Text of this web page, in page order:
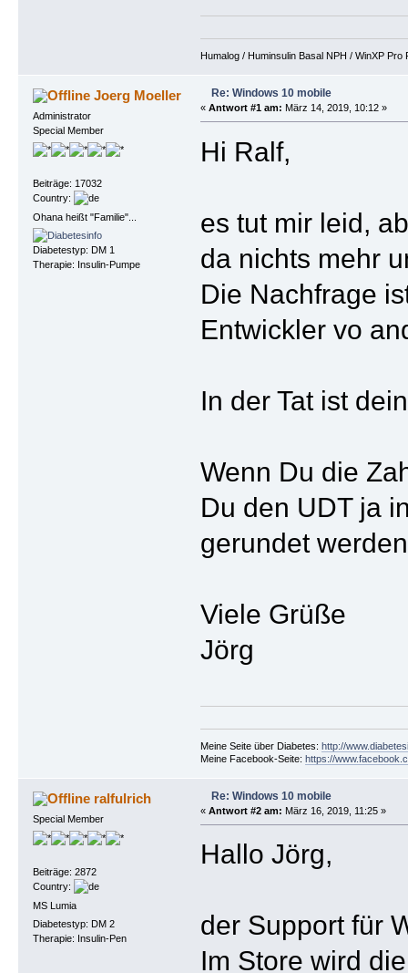
Humalog / Huminsulin Basal NPH / WinXP
Joerg Moeller
Administrator
Special Member
Beiträge: 17032
Country:
Ohana heißt "Familie"...
Diabetestyp: DM 1
Therapie: Insulin-Pumpe
Re: Windows 10 mobile
« Antwort #1 am: März 14, 2019, 10:12 »
Hi Ralf,
es tut mir leid,
da nichts mehr
Die Nachfrage
Entwickler vo
In der Tat ist
Wenn Du die
Du den UDT ja
gerundet
Viele Grüße
Jörg
Meine Seite über Diabetes: http://
Meine Facebook-Seite: https://
ralfulrich
Special Member
Beiträge: 2872
Country:
MS Lumia
Diabetestyp: DM 2
Therapie: Insulin-Pen
Re: Windows 10 mobile
« Antwort #2 am: März 16, 2019, 11:25 »
Hallo Jörg,
der Support für
Im Store wird